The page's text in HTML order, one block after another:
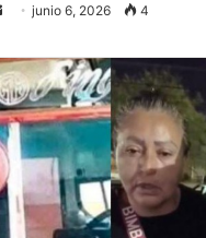
Send
email
junio 6, 2026 4